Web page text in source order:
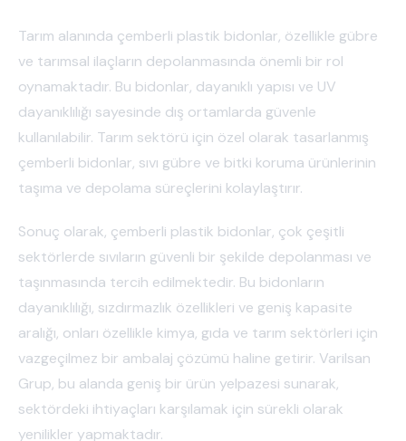
Tarım alanında çemberli plastik bidonlar, özellikle gübre
ve tarımsal ilaçların depolanmasında önemli bir rol
oynamaktadır. Bu bidonlar, dayanıklı yapısı ve UV
dayanıklılığı sayesinde dış ortamlarda güvenle
kullanılabilir. Tarım sektörü için özel olarak tasarlanmış
çemberli bidonlar, sıvı gübre ve bitki koruma ürünlerinin
taşıma ve depolama süreçlerini kolaylaştırır.
Sonuç olarak, çemberli plastik bidonlar, çok çeşitli
sektörlerde sıvıların güvenli bir şekilde depolanması ve
taşınmasında tercih edilmektedir. Bu bidonların
dayanıklılığı, sızdırmazlık özellikleri ve geniş kapasite
aralığı, onları özellikle kimya, gıda ve tarım sektörleri için
vazgeçilmez bir ambalaj çözümü haline getirir. Varilsan
Grup, bu alanda geniş bir ürün yelpazesi sunarak,
sektördeki ihtiyaçları karşılamak için sürekli olarak
yenilikler yapmaktadır.